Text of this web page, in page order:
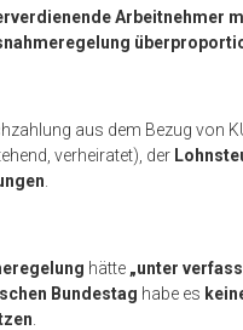
Arbeitnehmer
aus dem Bezug von
verheiratet), der
hätte „unter
Bundestag habe es